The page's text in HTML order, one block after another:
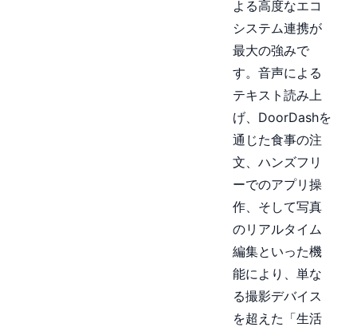
よる高度なエコ
システム連携が
最大の強みで
す。音声による
テキスト読み上
げ、DoorDashを
通じた食事の注
文、ハンズフリ
ーでのアプリ操
作、そして写真
のリアルタイム
編集といった機
能により、単な
る撮影デバイス
を超えた「生活